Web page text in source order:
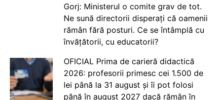
Gorj: Ministerul o comite grav de tot.
Ne sună directorii disperați că oamenii
rămân fără posturi. Ce se întâmplă cu
învățătorii, cu educatorii?
OFICIAL Prima de carieră didactică
2026: profesorii primesc cei 1.500 de
lei până la 31 august și îi pot folosi
până în august 2027 dacă rămân în